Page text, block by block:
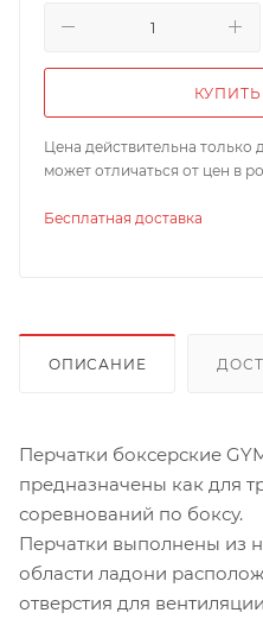
КУПИТЬ
Цена действительна только
может отличаться от цен в
Бесплатная доставка
ОПИСАНИЕ
Перчатки боксерские
предназначены как для
соревнований по боксу.
Перчатки выполнены из
области ладони
отверстия для